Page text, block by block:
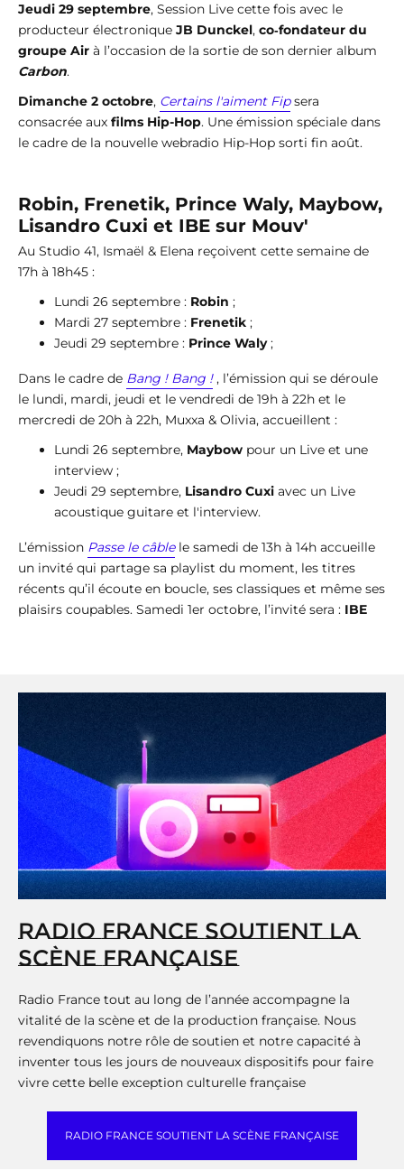
Jeudi 29 septembre, Session Live cette fois avec le
producteur électronique JB Dunckel, co‐fondateur du
groupe Air à l’occasion de la sortie de son dernier album
Carbon.
Dimanche 2 octobre, Certains l'aiment Fipsera
consacrée aux films Hip-Hop. Une émission spéciale dans
le cadre de la nouvelle webradio Hip-Hop sorti fin août.
Robin, Frenetik, Prince Waly, Maybow,
Lisandro Cuxi et IBE sur Mouv'
Au Studio 41, Ismaël & Elena reçoivent cette semaine de
17h à 18h45 :
Lundi 26 septembre : Robin ;
Mardi 27 septembre : Frenetik ;
Jeudi 29 septembre : Prince Waly;
Dans le cadre de Bang ! Bang !, l’émission qui se déroule
le lundi, mardi, jeudi et le vendredi de 19h à 22h et le
mercredi de 20h à 22h, Muxxa & Olivia, accueillent :
Lundi 26 septembre, Maybow pour un Live et une
interview ;
Jeudi 29 septembre, Lisandro Cuxi avec un Live
acoustique guitare et l'interview.
L’émission Passe le câblele samedi de 13h à 14h accueille
un invité qui partage sa playlist du moment, les titres
récents qu’il écoute en boucle, ses classiques et même ses
plaisirs coupables. Samedi 1er octobre, l’invité sera : IBE
RADIO FRANCE SOUTIENT LA
SCÈNE FRANÇAISE
Radio France tout au long de l’année accompagne la
vitalité de la scène et de la production française. Nous
revendiquons notre rôle de soutien et notre capacité à
inventer tous les jours de nouveaux dispositifs pour faire
vivre cette belle exception culturelle française
RADIO FRANCE SOUTIENT LA SCÈNE FRANÇAISE